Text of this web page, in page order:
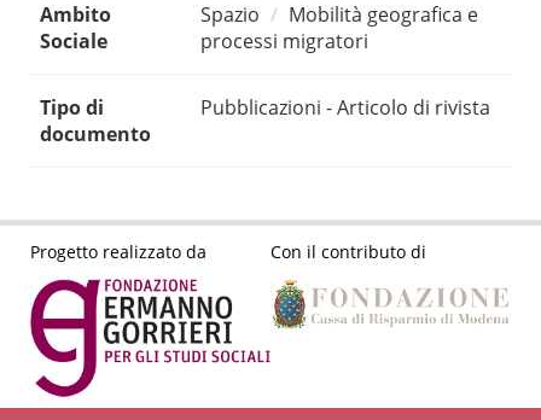
Ambito
Sociale
Spazio
Mobilità geografica e
processi migratori
Tipo di
documento
Pubblicazioni - Articolo di rivista
Progetto realizzato da Con il contributo di